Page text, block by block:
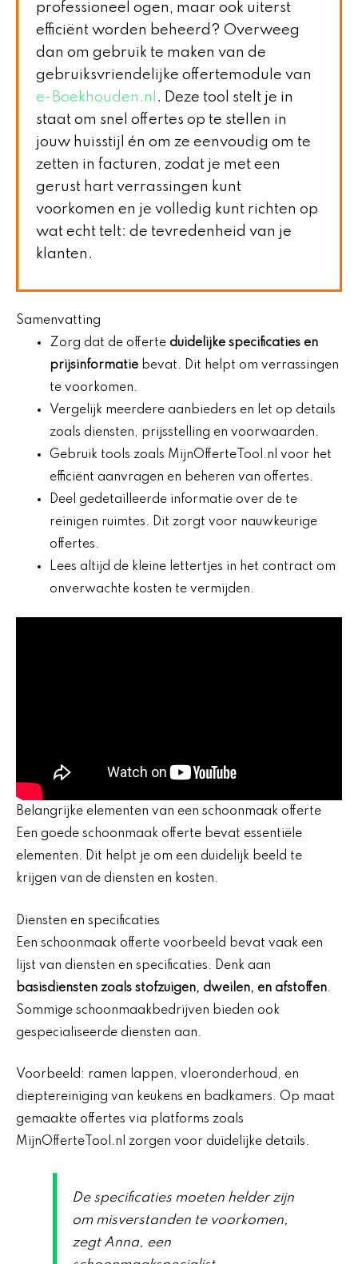
professioneel ogen, maar ook uiterst
efficiënt worden beheerd? Overweeg
dan om gebruik te maken van de
gebruiksvriendelijke offertemodule van
e-Boekhouden.nl . Deze tool stelt je in
staat om snel offertes op te stellen in
jouw huisstijl én om ze eenvoudig om te
zetten in facturen, zodat je met een
gerust hart verrassingen kunt
voorkomen en je volledig kunt richten op
wat echt telt: de tevredenheid van je
klanten.
Samenvatting
Zorg dat de offerte duidelijke specificaties en
prijsinformatie bevat. Dit helpt om verrassingen
te voorkomen.
Vergelijk meerdere aanbieders en let op details
zoals diensten, prijsstelling en voorwaarden.
Gebruik tools zoals MijnOfferteTool.nl voor het
efficiënt aanvragen en beheren van offertes.
Deel gedetailleerde informatie over de te
reinigen ruimtes. Dit zorgt voor nauwkeurige
offertes.
Lees altijd de kleine lettertjes in het contract om
onverwachte kosten te vermijden.
Belangrijke elementen van een schoonmaak offerte
Een goede schoonmaak offerte bevat essentiële
elementen. Dit helpt je om een duidelijk beeld te
krijgen van de diensten en kosten.
Diensten en specificaties
Een schoonmaak offerte voorbeeld bevat vaak een
lijst van diensten en specificaties. Denk aan
basisdiensten zoals stofzuigen, dweilen, en afstoffen.
Sommige schoonmaakbedrijven bieden ook
gespecialiseerde diensten aan.
Voorbeeld: ramen lappen, vloeronderhoud, en
dieptereiniging van keukens en badkamers. Op maat
gemaakte offertes via platforms zoals
MijnOfferteTool.nl zorgen voor duidelijke details.
De specificaties moeten helder zijn
om misverstanden te voorkomen,
zegt Anna, een